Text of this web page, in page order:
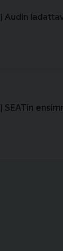
| Audin
| SEATin